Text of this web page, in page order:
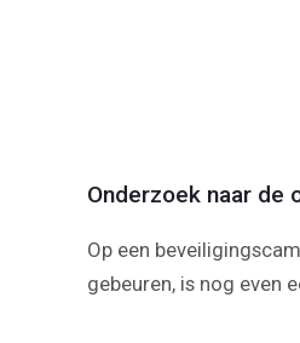
Onderzoek naar de
Op een
gebeuren, is nog even